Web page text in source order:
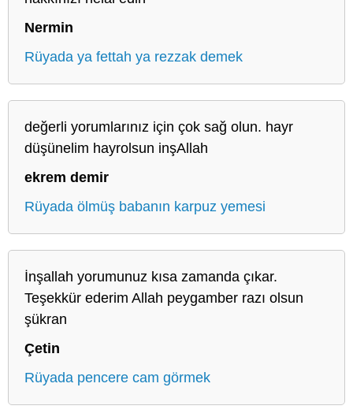
Nermin
Rüyada ya fettah ya rezzak demek
değerli yorumlarınız için çok sağ olun. hayr
düşünelim hayrolsun inşAllah
ekrem demir
Rüyada ölmüş babanın karpuz yemesi
İnşallah yorumunuz kısa zamanda çıkar.
Teşekkür ederim Allah peygamber razı olsun
şükran
Çetin
Rüyada pencere cam görmek